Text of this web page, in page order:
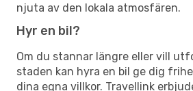
njuta av den lokala atmosfären.
Hyr en bil?
Om du stannar längre eller vill
staden kan hyra en bil ge dig
dina egna villkor. Travellink